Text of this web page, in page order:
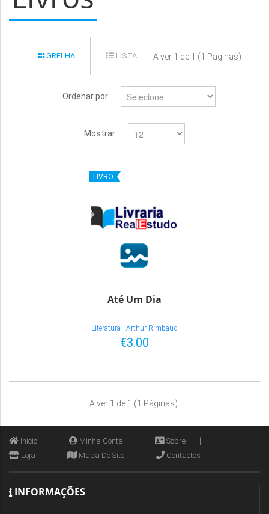
GRELHA LISTA A ver 1 de 1 (1 Páginas)
Ordenar por:
Mostrar:
LIVRO
Até Um Dia
Literatura - Arthur Rimbaud
€3.00
A ver 1 de 1 (1 Páginas)
Início Minha Conta
Sobre
Loja
Mapa Do Site Contactos
INFORMAÇÕES